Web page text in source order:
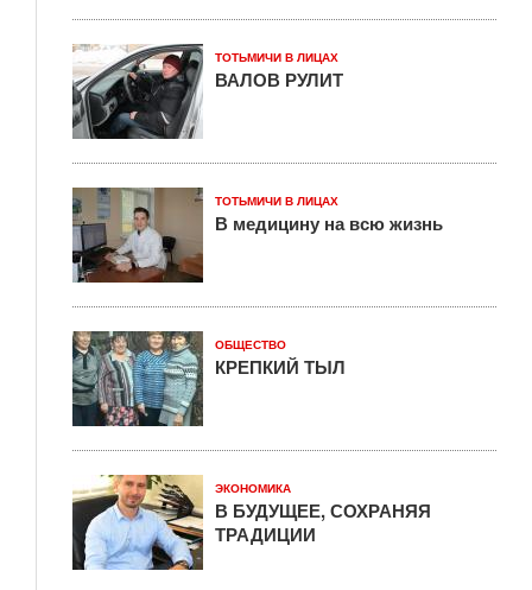
ТОТЬМИЧИ В ЛИЦАХ
ВАЛОВ РУЛИТ
ТОТЬМИЧИ В ЛИЦАХ
В медицину на всю жизнь
ОБЩЕСТВО
КРЕПКИЙ ТЫЛ
ЭКОНОМИКА
В БУДУЩЕЕ, СОХРАНЯЯ
ТРАДИЦИИ